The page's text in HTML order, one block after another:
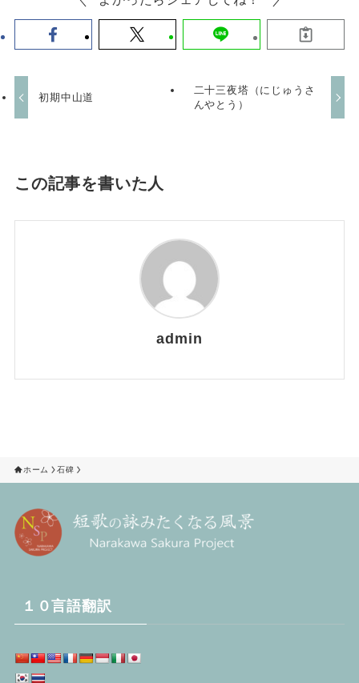
初期中山道
二十三夜塔（にじゅうさ
んやとう）
この記事を書いた人
admin
ホーム 石碑
１０言語翻訳